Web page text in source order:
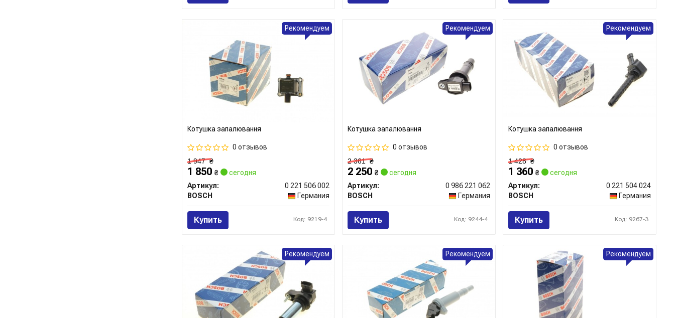
Котушка запалювання
0 отзывов
1 947₴
1 850 ₴
сегодня
Артикул:
0 221 506 002
BOSCH
Германия
Купить Код: 9219-4
Рекомендуем
Котушка запалювання
0 отзывов
2 361₴
2 250₴
сегодня
Артикул:
0 986 221 062
BOSCH
Германия
Купить Код: 9244-4
Рекомендуем
Котушка запалювання
0 отзывов
1 428₴
1 360₴
сегодня
Артикул:
0 221 504 024
BOSCH
Германия
Купить Код: 9267-3
Рекомендуем
Рекомендуем Рекомендуем Рекомендуем